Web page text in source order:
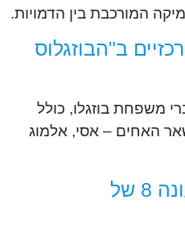
המורכבת בין הדמויות.
ב"הבוזגלוס
משפחת בוזגלו, כולל
האחים – אסי, אלמוג
איפה ניתן לצפות בעונה 8 של